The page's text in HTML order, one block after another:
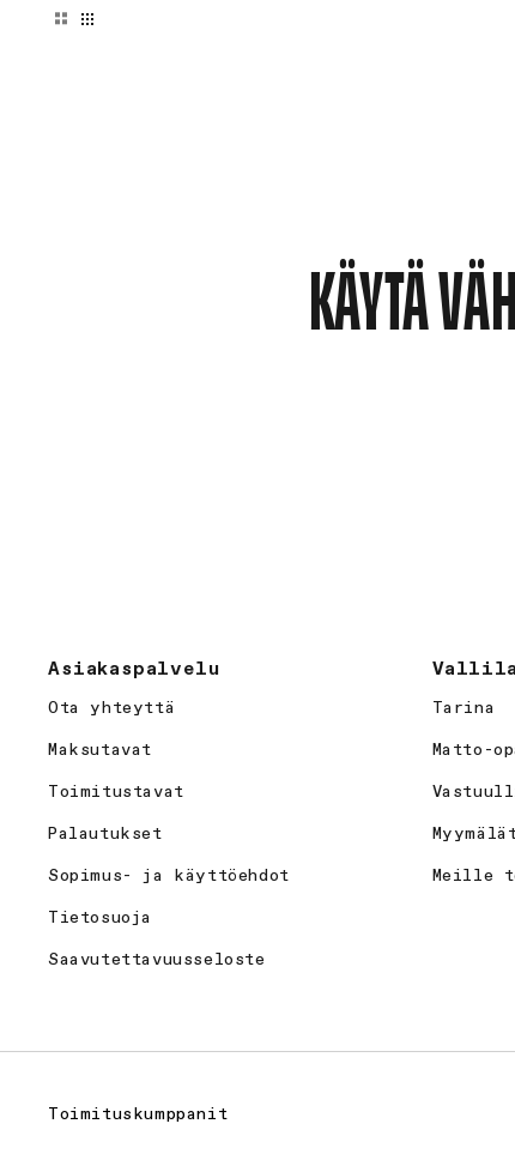
KÄYTÄ
Asiakaspalvelu
Ota yhteyttä
Maksutavat
Toimitustavat
Palautukset
Sopimus- ja käyttöehdot
Tietosuoja
Saavutettavuusseloste
Vallila
Tarina
Matto-
Meille
Toimituskumppanit